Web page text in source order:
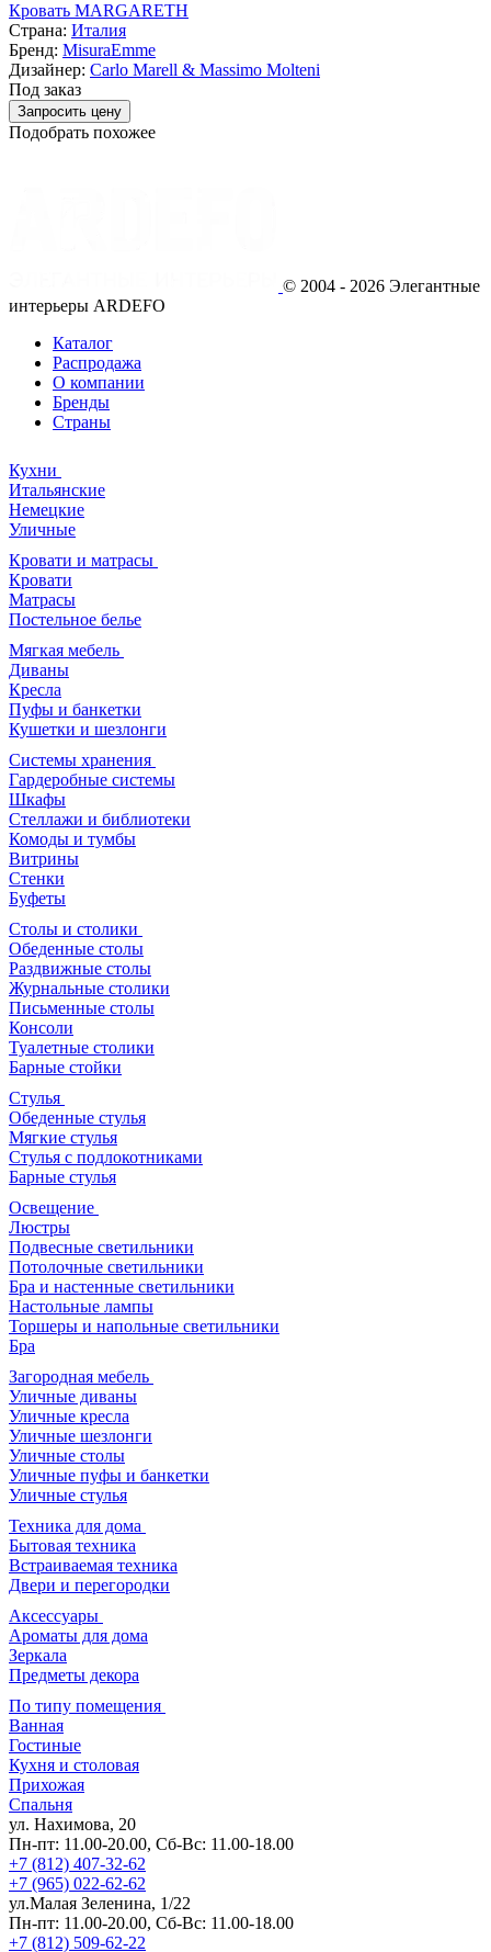
Кровать MARGARETH
Страна: Италия
Бренд: MisuraEmme
Дизайнер: Carlo Marell & Massimo Molteni
Под заказ
Запросить цену
Подобрать похожее
© 2004 - 2026 Элегантные
интерьеры ARDEFO
Каталог
Распродажа
О компании
Бренды
Страны
Кухни
Итальянские
Немецкие
Уличные
Кровати и матрасы
Кровати
Матрасы
Постельное белье
Мягкая мебель
Диваны
Кресла
Пуфы и банкетки
Кушетки и шезлонги
Системы хранения
Гардеробные системы
Шкафы
Стеллажи и библиотеки
Комоды и тумбы
Витрины
Стенки
Буфеты
Столы и столики
Обеденные столы
Раздвижные столы
Журнальные столики
Письменные столы
Консоли
Туалетные столики
Барные стойки
Стулья
Обеденные стулья
Мягкие стулья
Стулья с подлокотниками
Барные стулья
Освещение
Люстры
Подвесные светильники
Потолочные светильники
Бра и настенные светильники
Настольные лампы
Торшеры и напольные светильники
Бра
Загородная мебель
Уличные диваны
Уличные кресла
Уличные шезлонги
Уличные столы
Уличные пуфы и банкетки
Уличные стулья
Техника для дома
Бытовая техника
Встраиваемая техника
Двери и перегородки
Аксессуары
Ароматы для дома
Зеркала
Предметы декора
По типу помещения
Ванная
Гостиные
Кухня и столовая
Прихожая
Спальня
ул. Нахимова, 20
Пн-пт: 11.00-20.00, Сб-Вс: 11.00-18.00
+7 (812) 407-32-62
+7 (965) 022-62-62
ул.Малая Зеленина, 1/22
Пн-пт: 11.00-20.00, Сб-Вс: 11.00-18.00
+7 (812) 509-62-22